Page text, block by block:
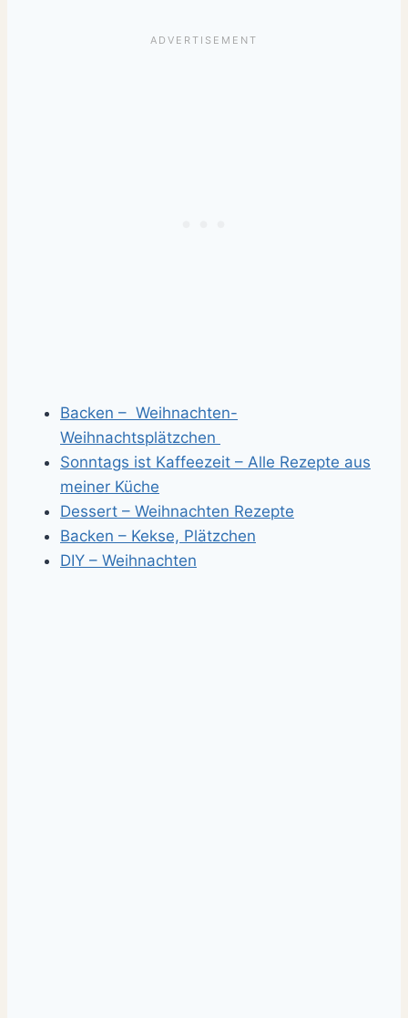
Backen – Weihnachten-
Weihnachtsplätzchen
Sonntags ist Kaffeezeit – Alle Rezepte aus
meiner Küche
Dessert – Weihnachten Rezepte
Backen – Kekse, Plätzchen
DIY – Weihnachten